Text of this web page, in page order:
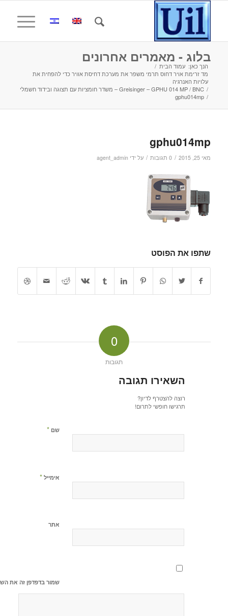
בלוג - מאמרים אחרונים
הנך כאן: עמוד הבית /
מד זרימת אויר דחוס תרמי משפר את מערכת דחיסת אוויר כדי להפחית את
עלויות האנרגיה
/ Greisinger – GPHU 014 MP / BNC – משדר חומציות עם תצוגה ובידוד חשמלי
/
gphu014mp
gphu014mp
מאי 25, 2015 / 0 תגובות / על ידי agent_admin
שתפו את הפוסט
0
תגובות
השאירו תגובה
רוצה להצטרף לדיון?
תרגישו חופשי לתרום!
שם *
אימייל *
אתר
שמור בדפדפן זה את